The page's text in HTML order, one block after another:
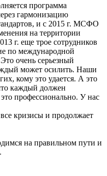
программа
гармонизацию
и с 2015 г. МСФО
на территории
г. еще трое сотрудников
по международной
очень серьезный
может осилить. Наши
кому это удается. А это
каждый должен
профессионально. У нас
кризисы и продолжает
на правильном пути и